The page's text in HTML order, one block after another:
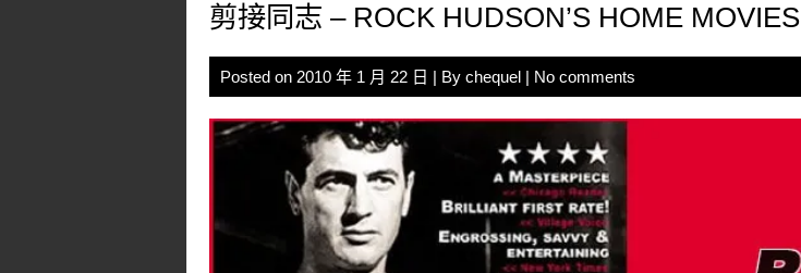
剪接同志 – ROCK HUDSON’S HOME MOVIES
Posted on 2010 年 1 月 22 日 | By chequel | No comments